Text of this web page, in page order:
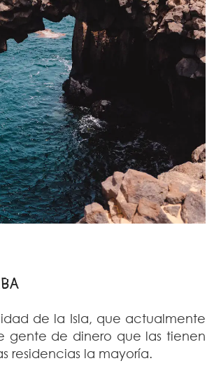
de la Isla, que actualmente
gente de dinero que las tienen
residencias la mayoría.